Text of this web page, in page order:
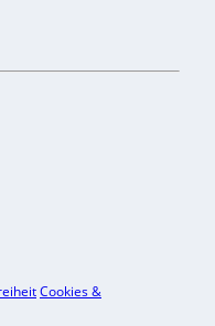
Cookies &